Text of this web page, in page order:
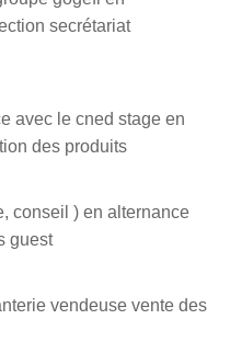
secrétariat
avec le cned stage en
des produits
conseil ) en alternance
guest
vendeuse vente des